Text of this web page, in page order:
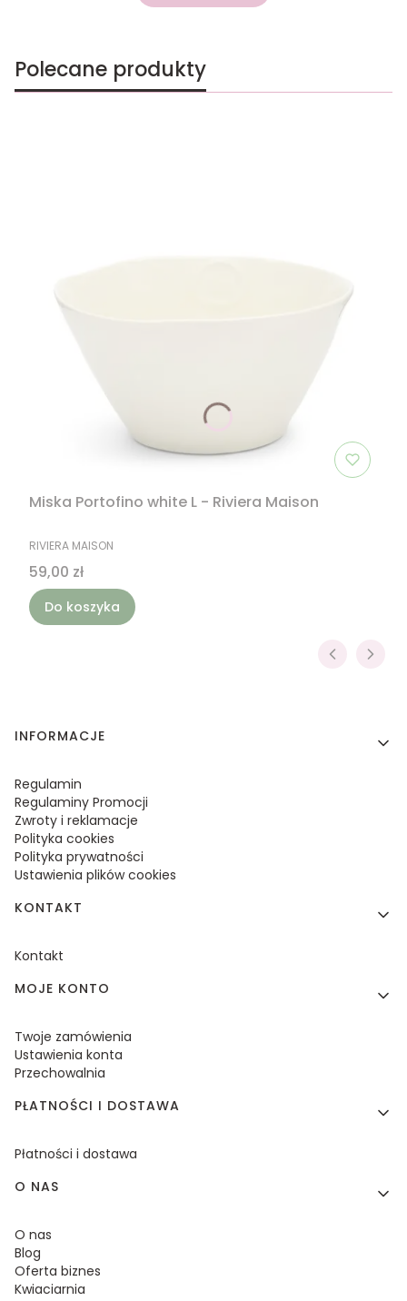
Polecane produkty
Miska Portofino white L - Riviera Maison
PRODUCENT
RIVIERA MAISON
Cena
59,00 zł
Do koszyka
Linki w stopce
INFORMACJE
Regulamin
Regulaminy Promocji
Zwroty i reklamacje
Polityka cookies
Polityka prywatności
Ustawienia plików cookies
KONTAKT
Kontakt
MOJE KONTO
Twoje zamówienia
Ustawienia konta
Przechowalnia
PŁATNOŚCI I DOSTAWA
Płatności i dostawa
O NAS
O nas
Blog
Oferta biznes
Kwiaciarnia